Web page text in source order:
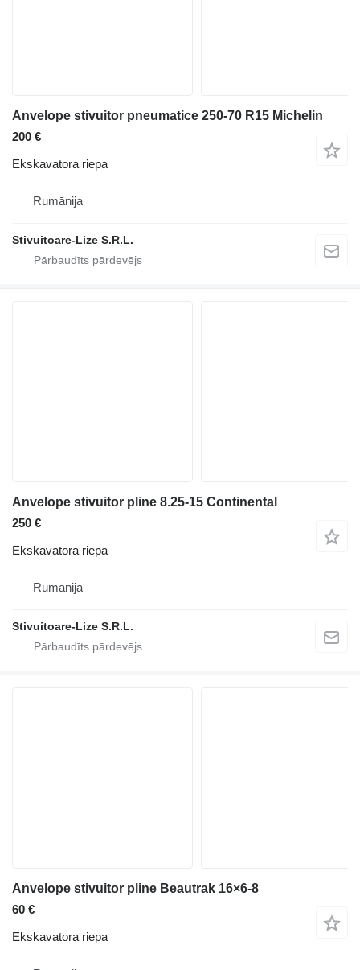
Anvelope stivuitor pneumatice 250-70 R15 Michelin
200 €
Ekskavatora riepa
Rumānija
Stivuitoare-Lize S.R.L.
Anvelope stivuitor pline 8.25-15 Continental
250 €
Ekskavatora riepa
Rumānija
Stivuitoare-Lize S.R.L.
Anvelope stivuitor pline Beautrak 16×6-8
60 €
Ekskavatora riepa